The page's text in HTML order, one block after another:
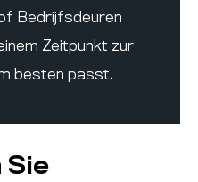
Bedrijfsdeuren
Zeitpunkt zur
besten passt.
Sie